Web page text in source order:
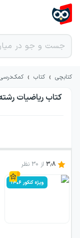
کتابچی › کتاب ›
کتاب ریاضیات
3.8 از 30 نظر
ویژه کنکور ۱۴۰۶